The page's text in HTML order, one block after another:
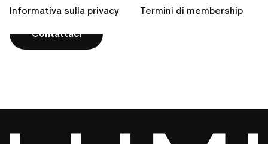
Informativa sulla privacy Termini di membership
Contattaci